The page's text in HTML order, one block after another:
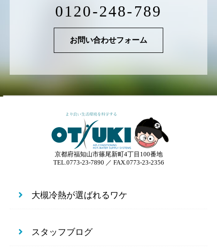
0120-248-789
お問い合わせフォーム
京都府福知山市篠尾新町4丁目100番地
TEL.0773-23-7890 ／ FAX.0773-23-2356
大槻冷熱が選ばれるワケ
スタッフブログ